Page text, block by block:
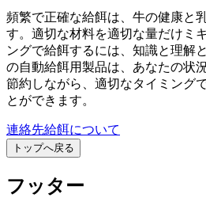
頻繁で正確な給餌は、牛の健康と
す。適切な材料を適切な量だけミ
ングで給餌するには、知識と理解
の自動給餌用製品は、あなたの状
節約しながら、適切なタイミング
とができます。
連絡先給餌について
トップへ戻る
フッター